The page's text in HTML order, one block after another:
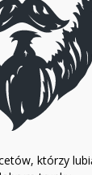
którzy